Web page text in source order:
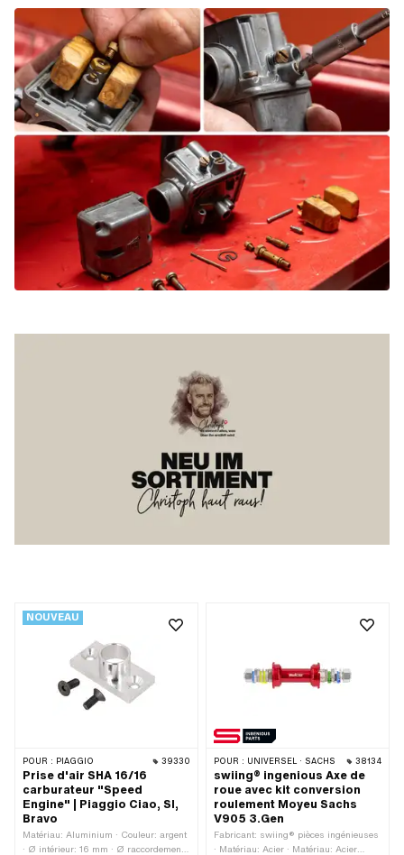
NOUVEAU
POUR : PIAGGIO 39330
Prise d'air SHA 16/16
carburateur "Speed
Engine" | Piaggio Ciao, SI,
Bravo
Matériau: Aluminium · Couleur: argent
· Ø intérieur: 16 mm · Ø raccordement
POUR : UNIVERSEL · SACHS 38134
swiing® ingenious Axe de
roue avec kit conversion
roulement Moyeu Sachs
V905 3.Gen
Fabricant: swiing® pièces ingénieuses
· Matériau: Acier · Matériau: Acier